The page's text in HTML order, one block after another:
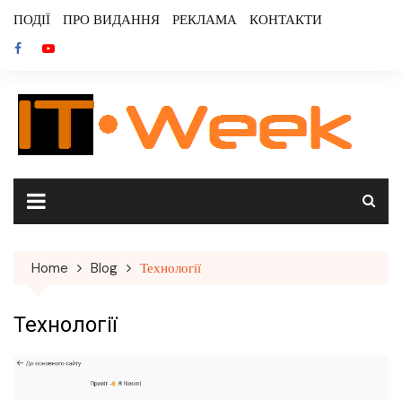
content
ПОДІЇ ПРО ВИДАННЯ РЕКЛАМА КОНТАКТИ
Home Blog Технології
Технології